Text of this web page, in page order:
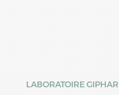
LABORATOIRE GIPHAR